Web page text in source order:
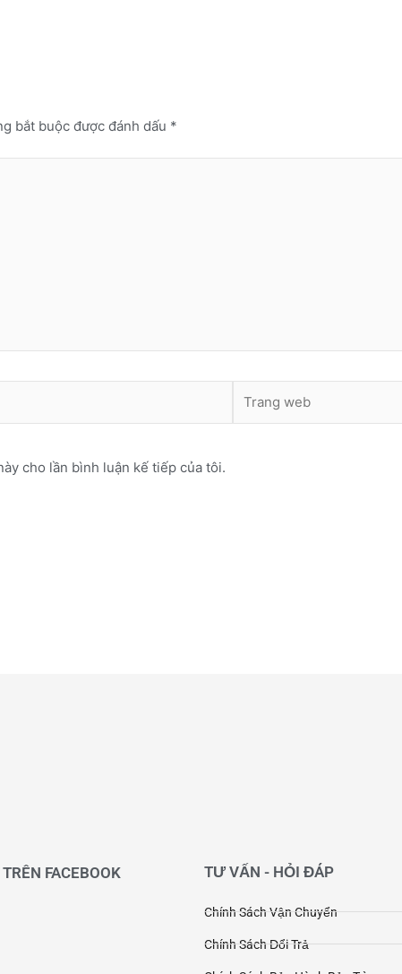
bắt buộc được đánh dấu *
web
cho lần bình luận kế tiếp của tôi.
FACEBOOK TƯ VẤN - HỎI ĐÁP
Chính Sách Vận Chuyển
Chính Sách Đổi Trả